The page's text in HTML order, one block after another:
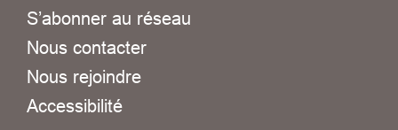
S’abonner au réseau
Nous contacter
Nous rejoindre
Accessibilité